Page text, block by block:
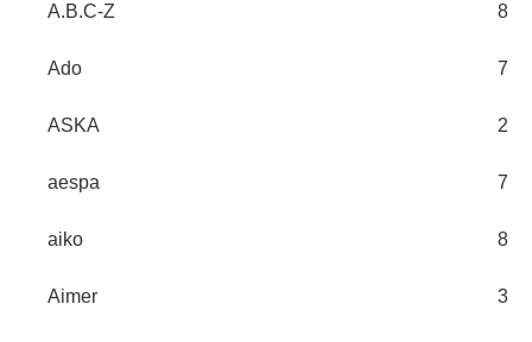
A.B.C-Z 8
Ado 7
ASKA 2
aespa 7
aiko 8
Aimer 3